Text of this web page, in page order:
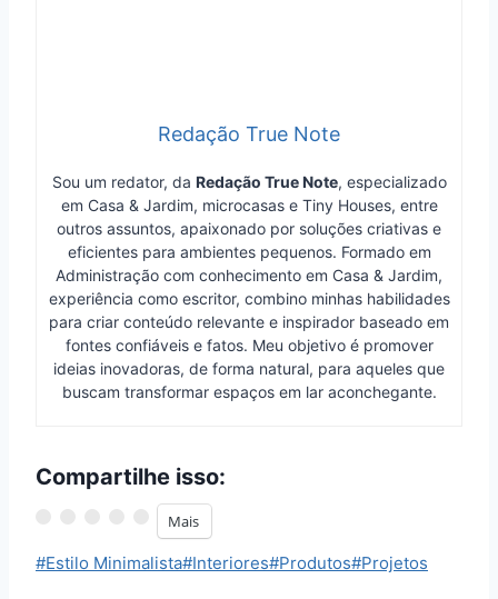
Redação True Note
Sou um redator, da Redação True Note, especializado
em Casa & Jardim, microcasas e Tiny Houses, entre
outros assuntos, apaixonado por soluções criativas e
eficientes para ambientes pequenos. Formado em
Administração com conhecimento em Casa & Jardim,
experiência como escritor, combino minhas habilidades
para criar conteúdo relevante e inspirador baseado em
fontes confiáveis e fatos. Meu objetivo é promover
ideias inovadoras, de forma natural, para aqueles que
buscam transformar espaços em lar aconchegante.
Compartilhe isso:
Mais
Tags
#Estilo Minimalista#Interiores#Produtos#Projetos